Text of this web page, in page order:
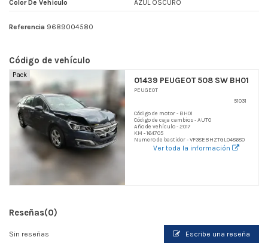
Color De Vehículo AZUL OSCURO
Referencia 9689004580
Código de vehículo
Pack
01439 PEUGEOT 508 SW BH01
PEUGEOT
51031
Código de motor - BH01
Código de caja cambios - AUTO
Año de vehículo - 2017
KM - 164705
Numero de bastidor - VF38EBHZTGL048680
Ver toda la información
Reseñas(0)
Sin reseñas Escribe una reseña